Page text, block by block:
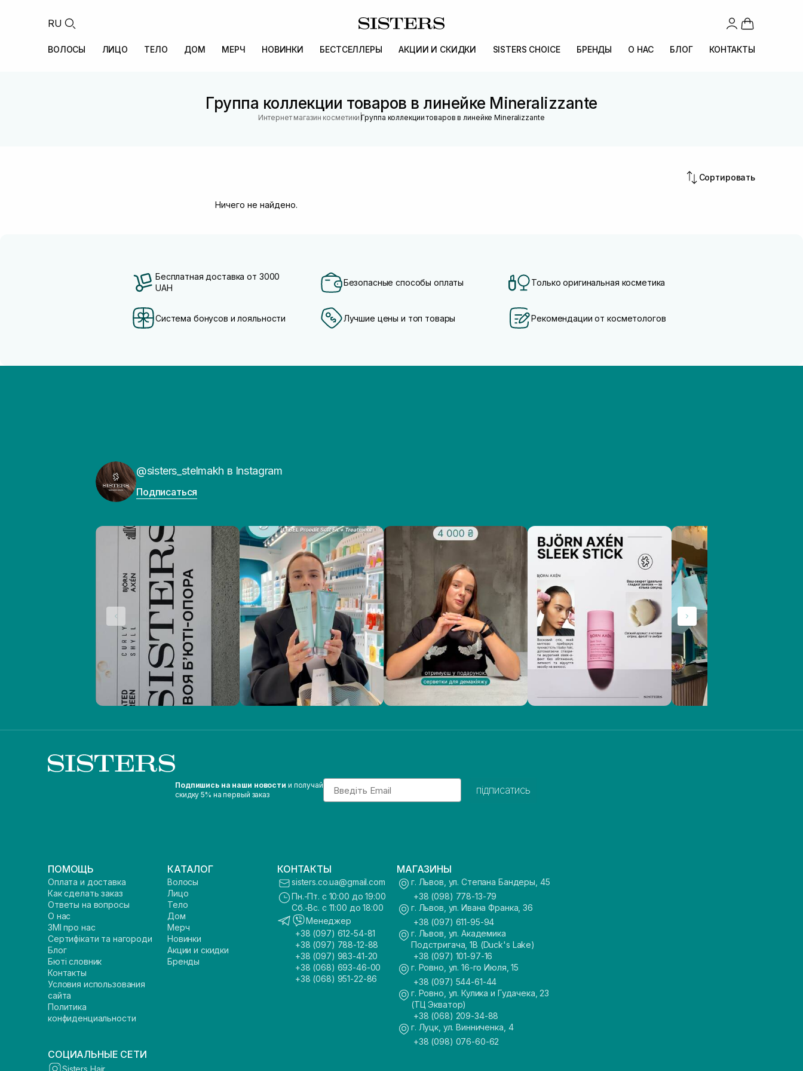
RU
ВОЛОСЫ ЛИЦО ТЕЛО ДОМ МЕРЧ НОВИНКИ БЕСТСЕЛЛЕРЫ АКЦИИ И СКИДКИ SISTERS CHOICE БРЕНДЫ О НАС БЛОГ КОНТАКТЫ
Группа коллекции товаров в линейке Mineralizzante
Интернет магазин косметики |Группа коллекции товаров в линейке Mineralizzante
Сортировать
Ничего не найдено.
Бесплатная доставка от 3000
UAH
Безопасные способы оплаты Только оригинальная косметика
Система бонусов и лояльности Лучшие цены и топ товары Рекомендации от косметологов
@sisters_stelmakh в Instagram
Подписаться
Подпишись на наши новости и получай
скидку 5% на первый заказ
Email
підписатись
ПОМОЩЬ
Оплата и доставка
Как сделать заказ
Ответы на вопросы
О нас
ЗМІ про нас
Сертифікати та нагороди
Блог
Бюті словник
Контакты
Условия использования
сайта
Политика
конфиденциальности
КАТАЛОГ
Волосы
Лицо
Тело
Дом
Мерч
Новинки
Акции и скидки
Бренды
КОНТАКТЫ
sisters.co.ua@gmail.com
Пн.-Пт. с 10:00 до 19:00
Сб.-Вс. с 11:00 до 18:00
Менеджер
+38 (097) 612-54-81
+38 (097) 788-12-88
+38 (097) 983-41-20
+38 (068) 693-46-00
+38 (068) 951-22-86
МАГАЗИНЫ
г. Львов, ул. Степана Бандеры, 45
+38 (098) 778-13-79
г. Львов, ул. Ивана Франка, 36
+38 (097) 611-95-94
г. Львов, ул. Академика
Подстригача, 1В (Duck's Lake)
+38 (097) 101-97-16
г. Ровно, ул. 16-го Июля, 15
+38 (097) 544-61-44
г. Ровно, ул. Кулика и Гудачека, 23
(ТЦ Экватор)
+38 (068) 209-34-88
г. Луцк, ул. Винниченка, 4
+38 (098) 076-60-62
СОЦИАЛЬНЫЕ СЕТИ
Sisters Hair